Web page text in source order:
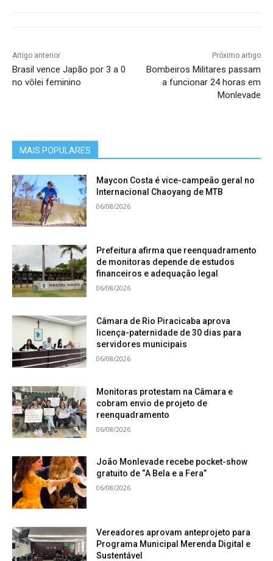
Artigo anterior
Brasil vence Japão por 3 a 0
no vôlei feminino
Próximo artigo
Bombeiros Militares passam
a funcionar 24 horas em
Monlevade
MAIS POPULARES
Maycon Costa é vice-campeão geral no
Internacional Chaoyang de MTB
06/08/2026
Prefeitura afirma que reenquadramento
de monitoras depende de estudos
financeiros e adequação legal
06/08/2026
Câmara de Rio Piracicaba aprova
licença-paternidade de 30 dias para
servidores municipais
06/08/2026
Monitoras protestam na Câmara e
cobram envio de projeto de
reenquadramento
06/08/2026
João Monlevade recebe pocket-show
gratuito de “A Bela e a Fera”
06/08/2026
Vereadores aprovam anteprojeto para
Programa Municipal Merenda Digital e
Sustentável